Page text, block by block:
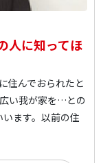
人に知ってほ
住んでおられたと
い我が家を…との
ます。以前の住